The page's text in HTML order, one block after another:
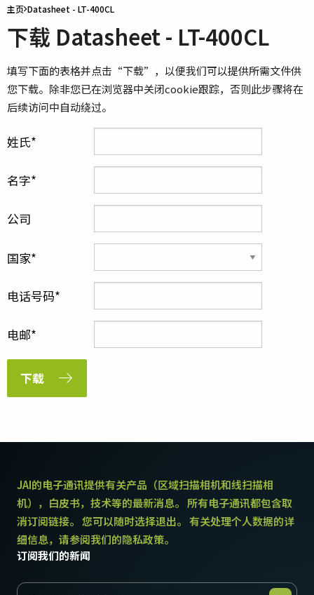
主页 Datasheet - LT-400CL
下载 Datasheet - LT-400CL
填写下面的表格并点击“下载”，以便我们可以提供所需文件供
您下载。除非您已在浏览器中关闭cookie跟踪，否则此步骤将在
后续访问中自动绕过。
姓氏
名字
公司
国家
电话号码
电邮
下载
JAI的电子通讯提供有关产品（区域扫描相机和线扫描相
机），白皮书，技术等的最新消息。 所有电子通讯都包含取
消订阅链接。 您可以随时选择退出。 有关处理个人数据的详
细信息，请参阅我们的隐私政策。
订阅我们的新闻